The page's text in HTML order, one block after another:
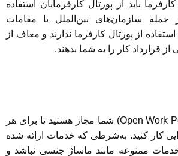
باید از پورتال کارفرمایان استفاده
جمله سازمان‌های بین‌الملل یا مقامات
از پورتال کارفرما ندارند و معاف از
از قرارداد کار را به شما بدهند.
با مجوز کار باز (Open Work Permit) شما مجاز هستید تا برای هر
کار کنید. به‌شرطی که خدمات ارائه شده
ممنوعه مانند ماساژ جنسی نباشد و